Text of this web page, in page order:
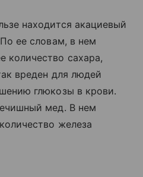
находится акациевый
ее словам, в нем
количество сахара,
вреден для людей
глюкозы в крови.
мед. В нем
железа